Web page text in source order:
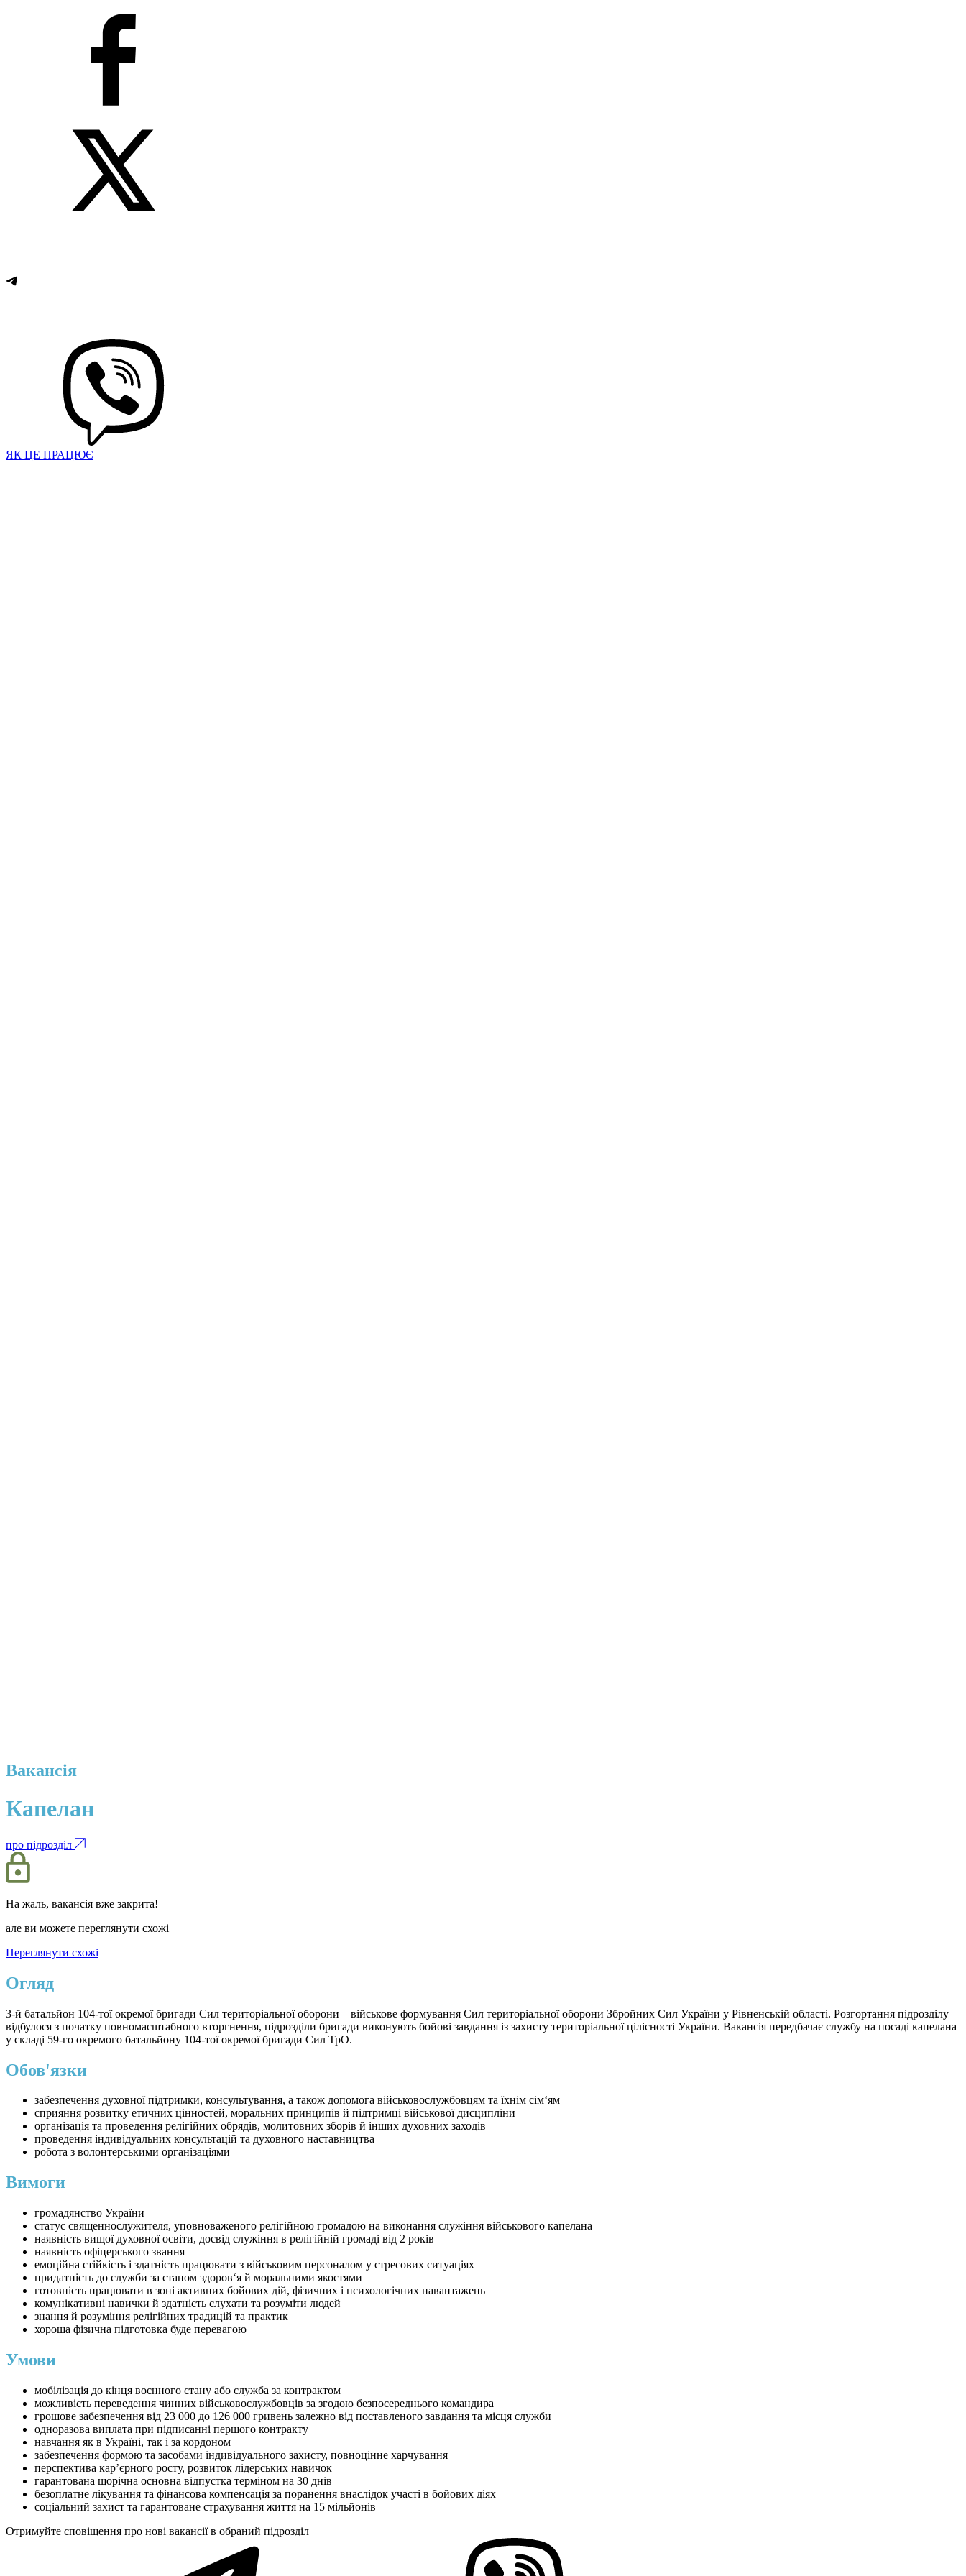
ЯК ЦЕ ПРАЦЮЄ
Вакансія
Капелан
про підрозділ
На жаль, вакансія вже закрита!
але ви можете переглянути схожі
Переглянути схожі
Огляд
3-й батальйон 104-тої окремої бригади Сил територіальної оборони – військове формування Сил територіальної оборони Збройних Сил України у Рівненській області. Розгортання підрозділу
відбулося з початку повномасштабного вторгнення, підрозділи бригади виконують бойові завдання із захисту територіальної цілісності України. Вакансія передбачає службу на посаді капелана
у складі 59-го окремого батальйону 104-тої окремої бригади Сил ТрО.
Обов'язки
забезпечення духовної підтримки, консультування, а також допомога військовослужбовцям та їхнім сім‘ям
сприяння розвитку етичних цінностей, моральних принципів й підтримці військової дисципліни
організація та проведення релігійних обрядів, молитовних зборів й інших духовних заходів
проведення індивідуальних консультацій та духовного наставництва
робота з волонтерськими організаціями
Вимоги
громадянство України
статус священнослужителя, уповноваженого релігійною громадою на виконання служіння військового капелана
наявність вищої духовної освіти, досвід служіння в релігійній громаді від 2 років
наявність офіцерського звання
емоційна стійкість і здатність працювати з військовим персоналом у стресових ситуаціях
придатність до служби за станом здоров‘я й моральними якостями
готовність працювати в зоні активних бойових дій, фізичних і психологічних навантажень
комунікативні навички й здатність слухати та розуміти людей
знання й розуміння релігійних традицій та практик
хороша фізична підготовка буде перевагою
Умови
мобілізація до кінця воєнного стану або служба за контрактом
можливість переведення чинних військовослужбовців за згодою безпосереднього командира
грошове забезпечення від 23 000 до 126 000 гривень залежно від поставленого завдання та місця служби
одноразова виплата при підписанні першого контракту
навчання як в Україні, так і за кордоном
забезпечення формою та засобами індивідуального захисту, повноцінне харчування
перспектива кар’єрного росту, розвиток лідерських навичок
гарантована щорічна основна відпустка терміном на 30 днів
безоплатне лікування та фінансова компенсація за поранення внаслідок участі в бойових діях
соціальний захист та гарантоване страхування життя на 15 мільйонів
Отримуйте сповіщення про нові вакансії в обраний підрозділ